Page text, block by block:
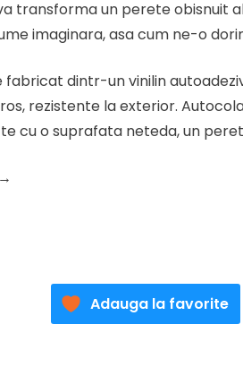
123.37 lei.
transforma un perete obisnuit
imaginara, asa cum ne-o
dintr-un vinilin
rezistente la exterior.
cu o suprafata neteda, un
Adauga la favorite